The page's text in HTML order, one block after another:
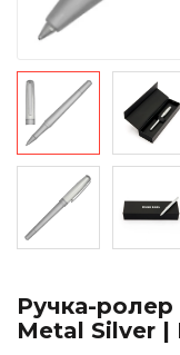
Ручка-
Metal Silver |